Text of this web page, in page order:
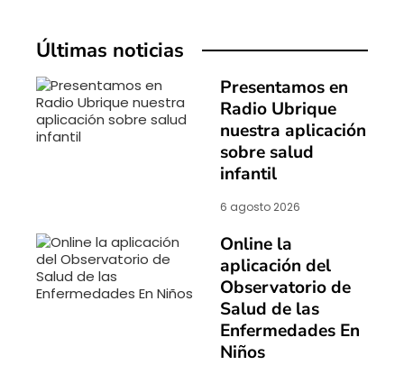
Últimas noticias
Presentamos en
Radio Ubrique
nuestra aplicación
sobre salud
infantil
6 agosto 2026
Online la
aplicación del
Observatorio de
Salud de las
Enfermedades En
Niños